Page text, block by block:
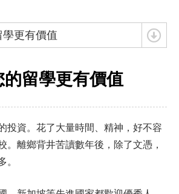
更有價值
留學更有價值
投資。花了大量時間、精神，好不容
。離鄉背井苦讀數年後，除了文憑，
。